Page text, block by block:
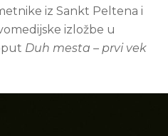
iz Sankt Peltena i
izložbe u
Duh mesta – prvi vek